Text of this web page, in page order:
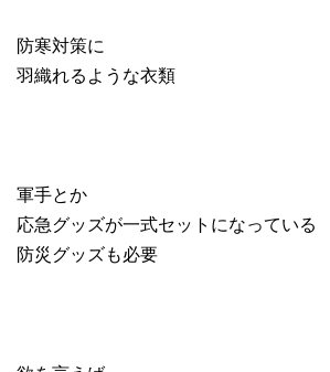
防寒対策に
羽織れるような衣類
軍手とか
応急グッズが一式セットになっている
防災グッズも必要